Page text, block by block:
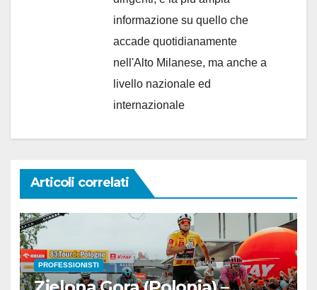
informazione su quello che
accade quotidianamente
nell'Alto Milanese, ma anche a
livello nazionale ed
internazionale
Articoli correlati
PROFESSIONISTI